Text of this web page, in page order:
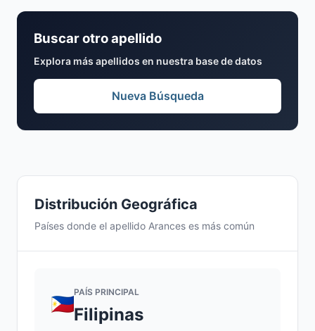
Distribución Geográfica
Países donde el apellido Arances es más común
PAÍS PRINCIPAL
Filipinas
Buscar otro apellido
Explora más apellidos en nuestra base de datos
Nueva Búsqueda